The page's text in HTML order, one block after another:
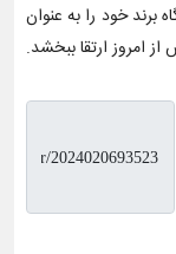
خود را به عنوان
امروز ارتقا ببخشد.